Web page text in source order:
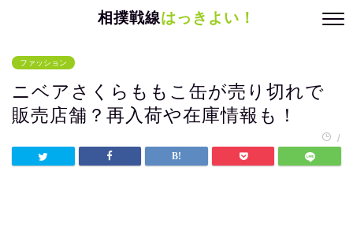
相撲戦線はっきよい！
ファッション
ニベアさくらももこ缶が売り切れで
販売店舗？再入荷や在庫情報も！
/